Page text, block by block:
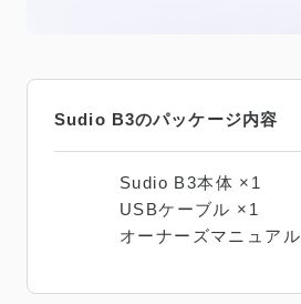
Sudio B3のパッケージ内容
Sudio B3本体 ×1
USBケーブル ×1
オーナーズマニュアル